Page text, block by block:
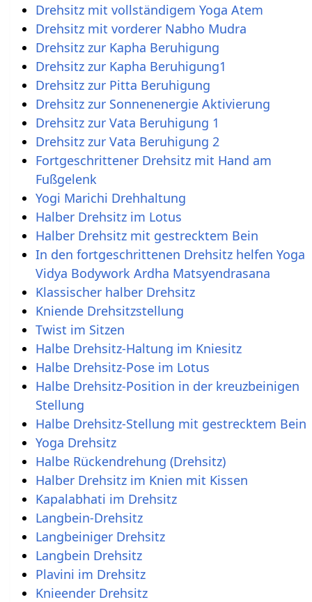
Drehsitz mit vollständigem Yoga Atem
Drehsitz mit vorderer Nabho Mudra
Drehsitz zur Kapha Beruhigung
Drehsitz zur Kapha Beruhigung1
Drehsitz zur Pitta Beruhigung
Drehsitz zur Sonnenenergie Aktivierung
Drehsitz zur Vata Beruhigung 1
Drehsitz zur Vata Beruhigung 2
Fortgeschrittener Drehsitz mit Hand am
Fußgelenk
Yogi Marichi Drehhaltung
Halber Drehsitz im Lotus
Halber Drehsitz mit gestrecktem Bein
In den fortgeschrittenen Drehsitz helfen Yoga
Vidya Bodywork Ardha Matsyendrasana
Klassischer halber Drehsitz
Kniende Drehsitzstellung
Twist im Sitzen
Halbe Drehsitz-Haltung im Kniesitz
Halbe Drehsitz-Pose im Lotus
Halbe Drehsitz-Position in der kreuzbeinigen
Stellung
Halbe Drehsitz-Stellung mit gestrecktem Bein
Yoga Drehsitz
Halbe Rückendrehung (Drehsitz)
Halber Drehsitz im Knien mit Kissen
Kapalabhati im Drehsitz
Langbein-Drehsitz
Langbeiniger Drehsitz
Langbein Drehsitz
Plavini im Drehsitz
Knieender Drehsitz